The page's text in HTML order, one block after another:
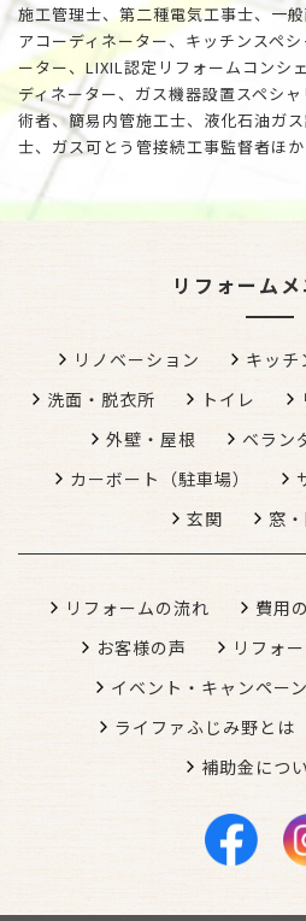
施工管理士、第二種電気工事士、一
アコーディネーター、キッチンスペ
ーター、LIXIL認定リフォームコンシ
ディネーター、ガス機器設置スペシ
術者、簡易内管施工士、液化石油ガ
士、ガス可とう管接続工事監督者ほか
リフォーム
リノベーション キッチ
洗面・脱衣所
トイレ
外壁・屋根
ベラン
カーボート（駐車場）
玄関
窓
リフォームの流れ 費用
お客様の声
リフォ
イベント・キャンペー
ライファふじみ野とは
補助金につ